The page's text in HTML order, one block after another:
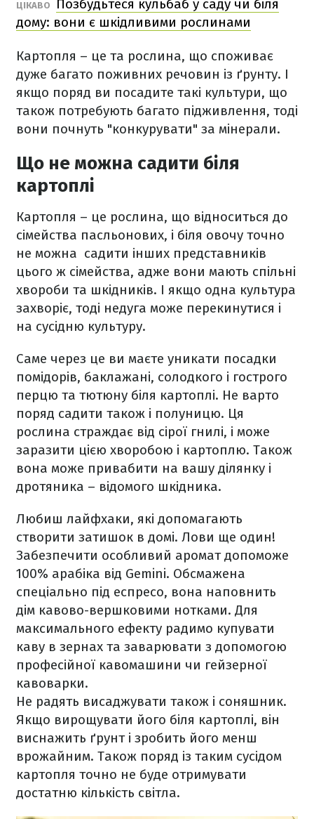
ЦІКАВО
Позбудьтеся кульбаб у саду чи біля
дому: вони є шкідливими рослинами
Картопля – це та рослина, що споживає
дуже багато поживних речовин із ґрунту. І
якщо поряд ви посадите такі культури, що
також потребують багато підживлення, тоді
вони почнуть "конкурувати" за мінерали.
Що не можна садити біля
картоплі
Картопля – це рослина, що відноситься до
сімейства пасльонових, і біля овочу точно
не можна садити інших представників
цього ж сімейства, адже вони мають спільні
хвороби та шкідників. І якщо одна культура
захворіє, тоді недуга може перекинутися і
на сусідню культуру.
Саме через це ви маєте уникати посадки
помідорів, баклажані, солодкого і гострого
перцю та тютюну біля картоплі. Не варто
поряд садити також і полуницю. Ця
рослина страждає від сірої гнилі, і може
заразити цією хворобою і картоплю. Також
вона може привабити на вашу ділянку і
дротяника – відомого шкідника.
Любиш лайфхаки, які допомагають
створити затишок в домі. Лови ще один!
Забезпечити особливий аромат допоможе
100% арабіка від Gemini. Обсмажена
спеціально під еспресо, вона наповнить
дім кавово-вершковими нотками. Для
максимального ефекту радимо купувати
каву в зернах та заварювати з допомогою
професійної кавомашини чи гейзерної
кавоварки.
Не радять висаджувати також і соняшник.
Якщо вирощувати його біля картоплі, він
виснажить ґрунт і зробить його менш
врожайним. Також поряд із таким сусідом
картопля точно не буде отримувати
достатню кількість світла.